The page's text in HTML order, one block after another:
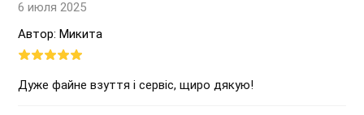
6 июля 2025
Автор: Микита
Дуже файне взуття і сервіс, щиро дякую!